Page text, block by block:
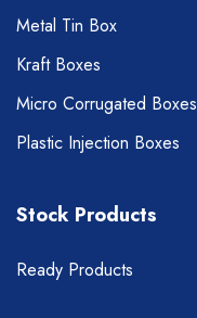
Metal Tin Box
Kraft Boxes
Micro Corrugated Boxes
Plastic Injection Boxes
Stock Products
Ready Products